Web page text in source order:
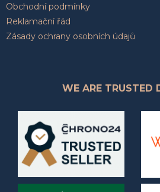
Obchodní podmínky
Reklamační řád
Zásady ochrany osobních údajů
WE ARE TRUSTED